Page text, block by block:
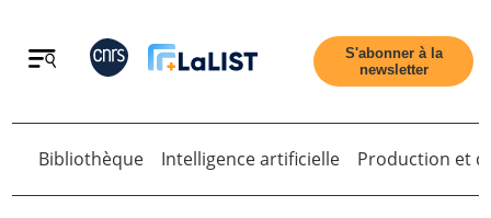
Retour
S'abonner à la
newsletter
Bibliothèque Intelligence artificielle Production et